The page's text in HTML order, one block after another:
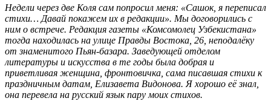
Недели через две Коля сам попросил меня: «Сашок, я переписал
стихи… Давай покажем их в редакции». Мы договорились с
ним о встрече. Редакция газеты «Комсомолец Узбекистана»
тогда находилась на улице Правды Востока, 26, неподалёку
от знаменитого Пьян-базара. Заведующей отделом
литературы и искусства в те годы была добрая и
приветливая женщина, фронтовичка, сама писавшая стихи к
праздничным датам, Елизавета Видонова. Я хорошо её знал,
она перевела на русский язык пару моих стихов.